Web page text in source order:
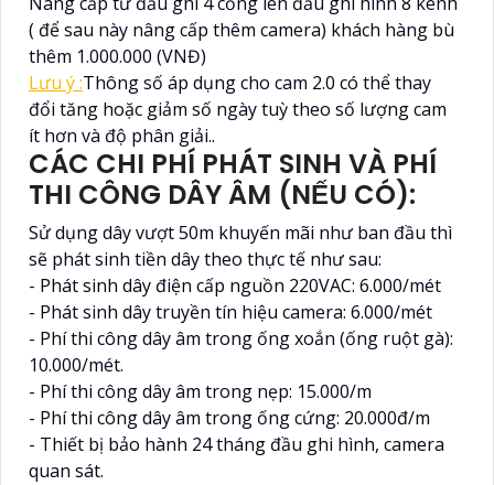
( để sau này nâng cấp thêm camera) khách hàng bù
thêm 1.000.000 (VNĐ)
Lưu ý :Thông số áp dụng cho cam 2.0 có thể thay
đổi tăng hoặc giảm số ngày tuỳ theo số lượng cam
ít hơn và độ phân giải..
CÁC CHI PHÍ PHÁT SINH VÀ PHÍ
THI CÔNG DÂY ÂM (NẾU CÓ):
Sử dụng dây vượt 50m khuyến mãi như ban đầu thì
sẽ phát sinh tiền dây theo thực tế như sau:
- Phát sinh dây điện cấp nguồn 220VAC: 6.000/mét
- Phát sinh dây truyền tín hiệu camera: 6.000/mét
- Phí thi công dây âm trong ống xoắn (ống ruột gà):
10.000/mét.
- Phí thi công dây âm trong nẹp: 15.000/m
- Phí thi công dây âm trong ống cứng: 20.000đ/m
- Thiết bị bảo hành 24 tháng đầu ghi hình, camera
quan sát.